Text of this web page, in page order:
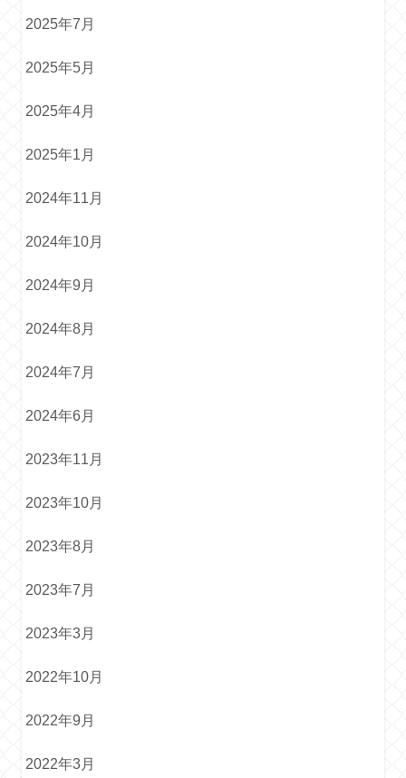
2025年7月
2025年5月
2025年4月
2025年1月
2024年11月
2024年10月
2024年9月
2024年8月
2024年7月
2024年6月
2023年11月
2023年10月
2023年8月
2023年7月
2023年3月
2022年10月
2022年9月
2022年3月